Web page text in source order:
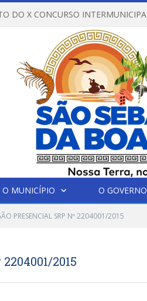
O MUNICÍPIO O GOVERNO
PRESENCIAL SRP Nº 2204001/2015
2015